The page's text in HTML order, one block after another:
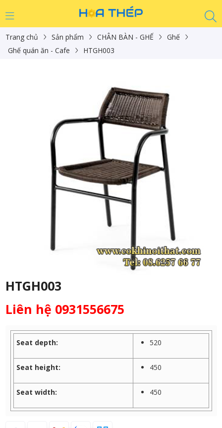
Trang chủ Sản phẩm CHÂN BÀN - GHẾ
Ghế
Ghế quán ăn - Cafe
HTGH003
HTGH003
Liên hệ 0931556675
Seat depth: 520
Seat height: 450
Seat width: 450